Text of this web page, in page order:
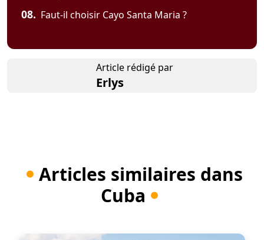
08. Faut-il choisir Cayo Santa Maria ?
Article rédigé par
Erlys
Articles similaires dans
Cuba